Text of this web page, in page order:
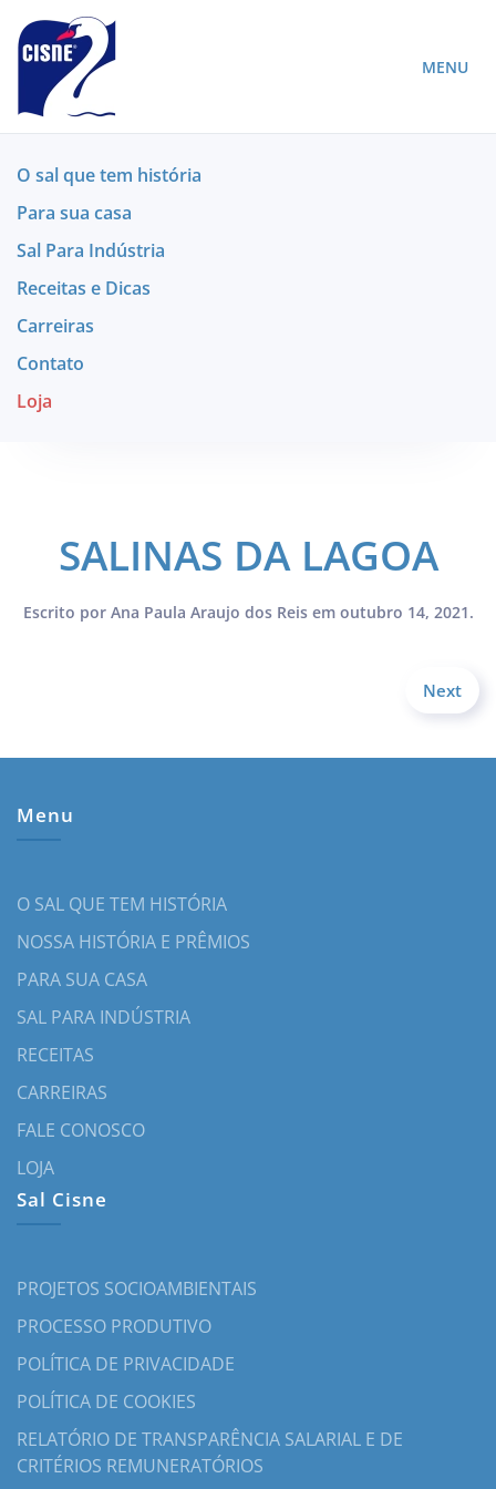
MENU
O sal que tem história
Para sua casa
Sal Para Indústria
Receitas e Dicas
Carreiras
Contato
Loja
SALINAS DA LAGOA
Escrito por Ana Paula Araujo dos Reisem outubro 14, 2021.
Next
Menu
O SAL QUE TEM HISTÓRIA
NOSSA HISTÓRIA E PRÊMIOS
PARA SUA CASA
SAL PARA INDÚSTRIA
RECEITAS
CARREIRAS
FALE CONOSCO
LOJA
Sal Cisne
PROJETOS SOCIOAMBIENTAIS
PROCESSO PRODUTIVO
POLÍTICA DE PRIVACIDADE
POLÍTICA DE COOKIES
RELATÓRIO DE TRANSPARÊNCIA SALARIAL E DE
CRITÉRIOS REMUNERATÓRIOS